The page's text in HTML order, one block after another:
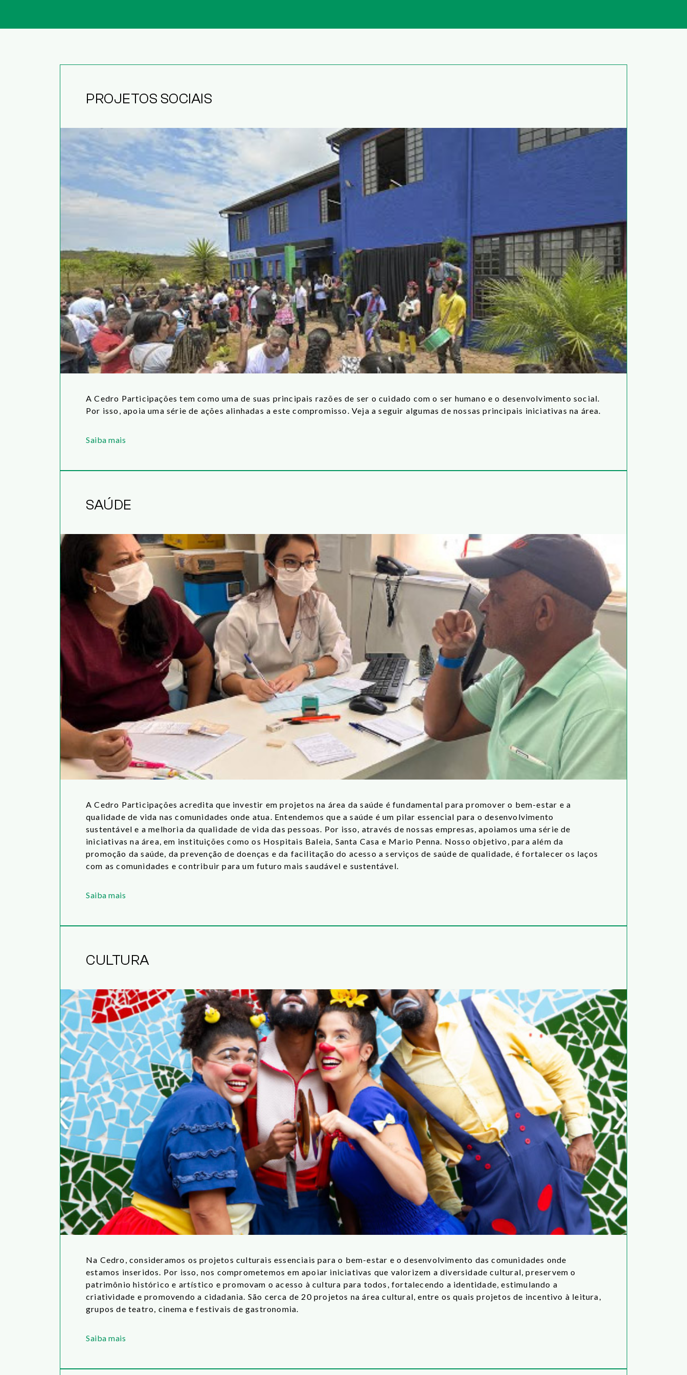
PROJETOS SOCIAIS
A Cedro Participações tem como uma de suas principais razões de ser o cuidado com o ser humano e o desenvolvimento social.
Por isso, apoia uma série de ações alinhadas a este compromisso. Veja a seguir algumas de nossas principais iniciativas na área.
Saiba mais
SAÚDE
A Cedro Participações acredita que investir em projetos na área da saúde é fundamental para promover o bem-estar e a
qualidade de vida nas comunidades onde atua. Entendemos que a saúde é um pilar essencial para o desenvolvimento
sustentável e a melhoria da qualidade de vida das pessoas. Por isso, através de nossas empresas, apoiamos uma série de
iniciativas na área, em instituições como os Hospitais Baleia, Santa Casa e Mario Penna. Nosso objetivo, para além da
promoção da saúde, da prevenção de doenças e da facilitação do acesso a serviços de saúde de qualidade, é fortalecer os laços
com as comunidades e contribuir para um futuro mais saudável e sustentável.
Saiba mais
CULTURA
Na Cedro, consideramos os projetos culturais essenciais para o bem-estar e o desenvolvimento das comunidades onde
estamos inseridos. Por isso, nos comprometemos em apoiar iniciativas que valorizem a diversidade cultural, preservem o
patrimônio histórico e artístico e promovam o acesso à cultura para todos, fortalecendo a identidade, estimulando a
criatividade e promovendo a cidadania. São cerca de 20 projetos na área cultural, entre os quais projetos de incentivo à leitura,
grupos de teatro, cinema e festivais de gastronomia.
Saiba mais